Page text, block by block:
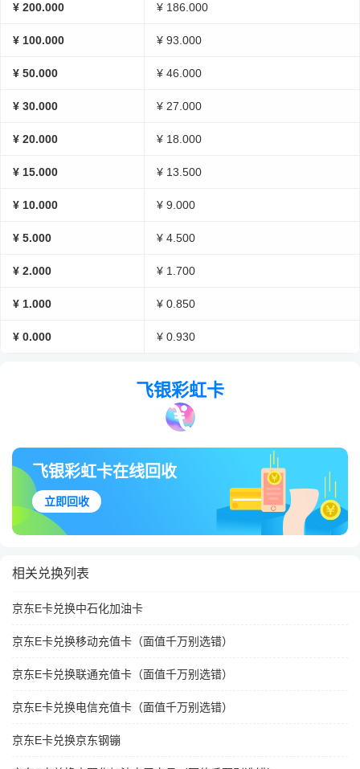
¥ 200.000 ¥ 186.000
¥ 100.000 ¥ 93.000
¥ 50.000 ¥ 46.000
¥ 30.000 ¥ 27.000
¥ 20.000 ¥ 18.000
¥ 15.000 ¥ 13.500
¥ 10.000 ¥ 9.000
¥ 5.000 ¥ 4.500
¥ 2.000 ¥ 1.700
¥ 1.000 ¥ 0.850
¥ 0.000 ¥ 0.930
飞银彩虹卡
飞银彩虹卡在线回收
立即回收
相关兑换列表
京东E卡兑换中石化加油卡
京东E卡兑换移动充值卡（面值千万别选错）
京东E卡兑换联通充值卡（面值千万别选错）
京东E卡兑换电信充值卡（面值千万别选错）
京东E卡兑换京东钢镚